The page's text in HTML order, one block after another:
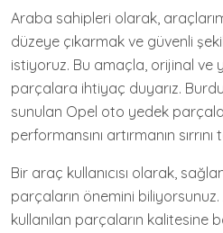
Araba sahipleri olarak,
düzeye çıkarmak ve güvenli
istiyoruz. Bu amaçla, orijinal ve
parçalara ihtiyaç duyarız.
sunulan Opel oto yedek
performansını artırmanın sırrını
Bir araç kullanıcısı olarak,
parçaların önemini biliyorsunuz.
kullanılan parçaların kalitesine